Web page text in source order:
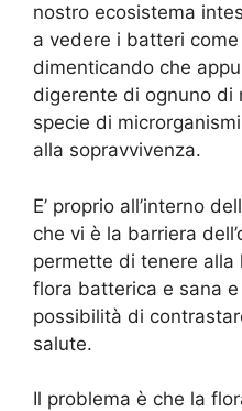
nostro ecosistema
a vedere i batteri
dimenticando che
digerente di ognuno di
specie di
alla sopravvivenza.
E’ proprio all’interno
che vi è la barriera
permette di tenere alla
flora batterica e sana
possibilità di
salute.
Il problema è che la